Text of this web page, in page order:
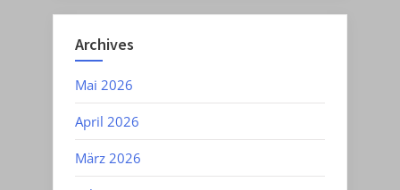
Archives
Mai 2026
April 2026
März 2026